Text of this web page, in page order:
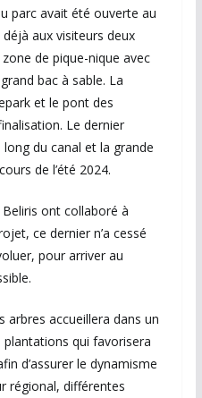
parc avait été ouverte au
aux visiteurs deux
de pique-nique avec
bac à sable. La
et le pont des
Le dernier
du canal et la grande
de l’été 2024.
ont collaboré à
ce dernier n’a cessé
pour arriver au
arbres accueillera dans un
qui favorisera
d’assurer le dynamisme
régional, différentes